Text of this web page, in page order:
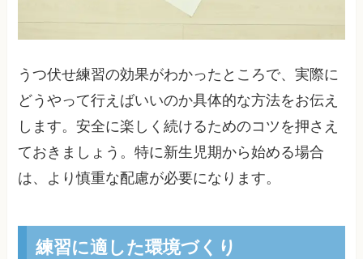
うつ伏せ練習の効果がわかったところで、実際に
どうやって行えばいいのか具体的な方法をお伝え
します。安全に楽しく続けるためのコツを押さえ
ておきましょう。特に新生児期から始める場合
は、より慎重な配慮が必要になります。
練習に適した環境づくり